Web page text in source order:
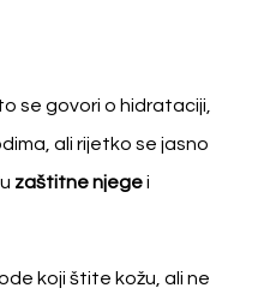
se govori o hidrataciji,
ali rijetko se jasno
zaštitne njegei
koji štite kožu, ali ne